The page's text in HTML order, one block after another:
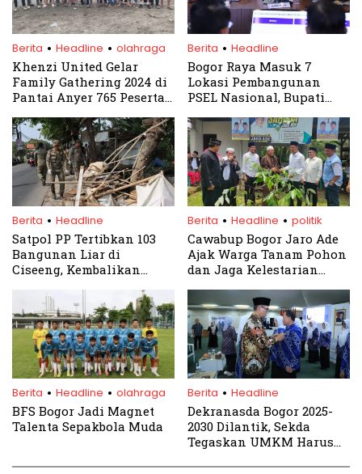
Berita . Headline . olahraga
Khenzi United Gelar
Family Gathering 2024 di
Pantai Anyer 765 Peserta
Berita . Headline
Bogor Raya Masuk 7
Lokasi Pembangunan
PSEL Nasional, Bupati
Penuh Waste to Energy
Berita . Headline
Satpol PP Tertibkan 103
Bangunan Liar di
Ciseeng, Kembalikan
Berita . Headline . politik
Cawabup Bogor Jaro Ade
Ajak Warga Tanam Pohon
dan Jaga Kelestarian
Berita . Headline . olahraga
BFS Bogor Jadi Magnet
Talenta Sepakbola Muda
Berita . Headline
Dekranasda Bogor 2025-
2030 Dilantik, Sekda
Tegaskan UMKM Harus